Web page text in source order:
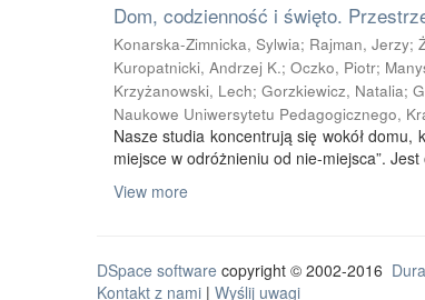
Dom, codzienność i święto.
Konarska-Zimnicka, Sylwia; Rajman, Jerzy;
Kuropatnicki, Andrzej K.; Oczko, Piotr;
Krzyżanowski, Lech; Gorzkiewicz, Natalia;
Naukowe Uniwersytetu Pedagogicznego,
Nasze studia koncentrują się wokół
miejsce w odróżnieniu od nie-miejsca”.
View more
DSpace software copyright © 2002-2016
Kontakt z nami | Wyślij uwagi